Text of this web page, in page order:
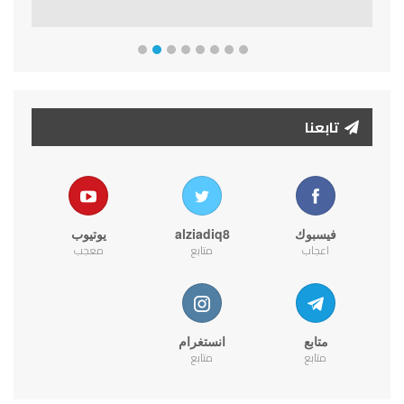
تابعنا
فيسبوك
اعجاب
alziadiq8
متابع
يوتيوب
معجب
متابع
متابع
انستغرام
متابع